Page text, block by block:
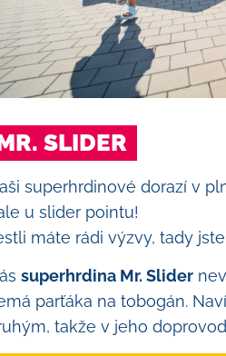
SLIDER
superhrdinové dorazí v
u slider pointu!
máte rádi výzvy, tady
superhrdina Mr. Slider
parťáka na tobogán.
takže v jeho